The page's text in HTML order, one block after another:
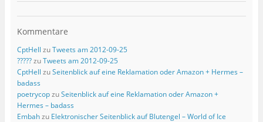
Kommentare
CptHell zuTweets am 2012-09-25
?????zuTweets am 2012-09-25
CptHell zuSeitenblick auf eine Reklamation oder Amazon + Hermes –
badass
poetrycopzuSeitenblick auf eine Reklamation oder Amazon +
Hermes – badass
Embahzu Elektronischer Seitenblick auf Blutengel – World of Ice